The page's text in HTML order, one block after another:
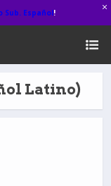
Sub. Español!
Latino)